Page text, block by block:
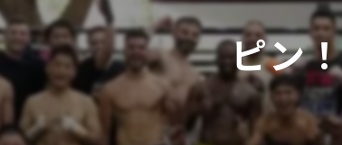
トレーニング風景
ピン